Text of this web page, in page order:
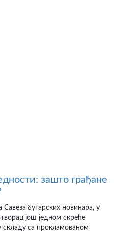
зашто грађане
бугарских новинара, у
још једном скреће
складу са прокламованом